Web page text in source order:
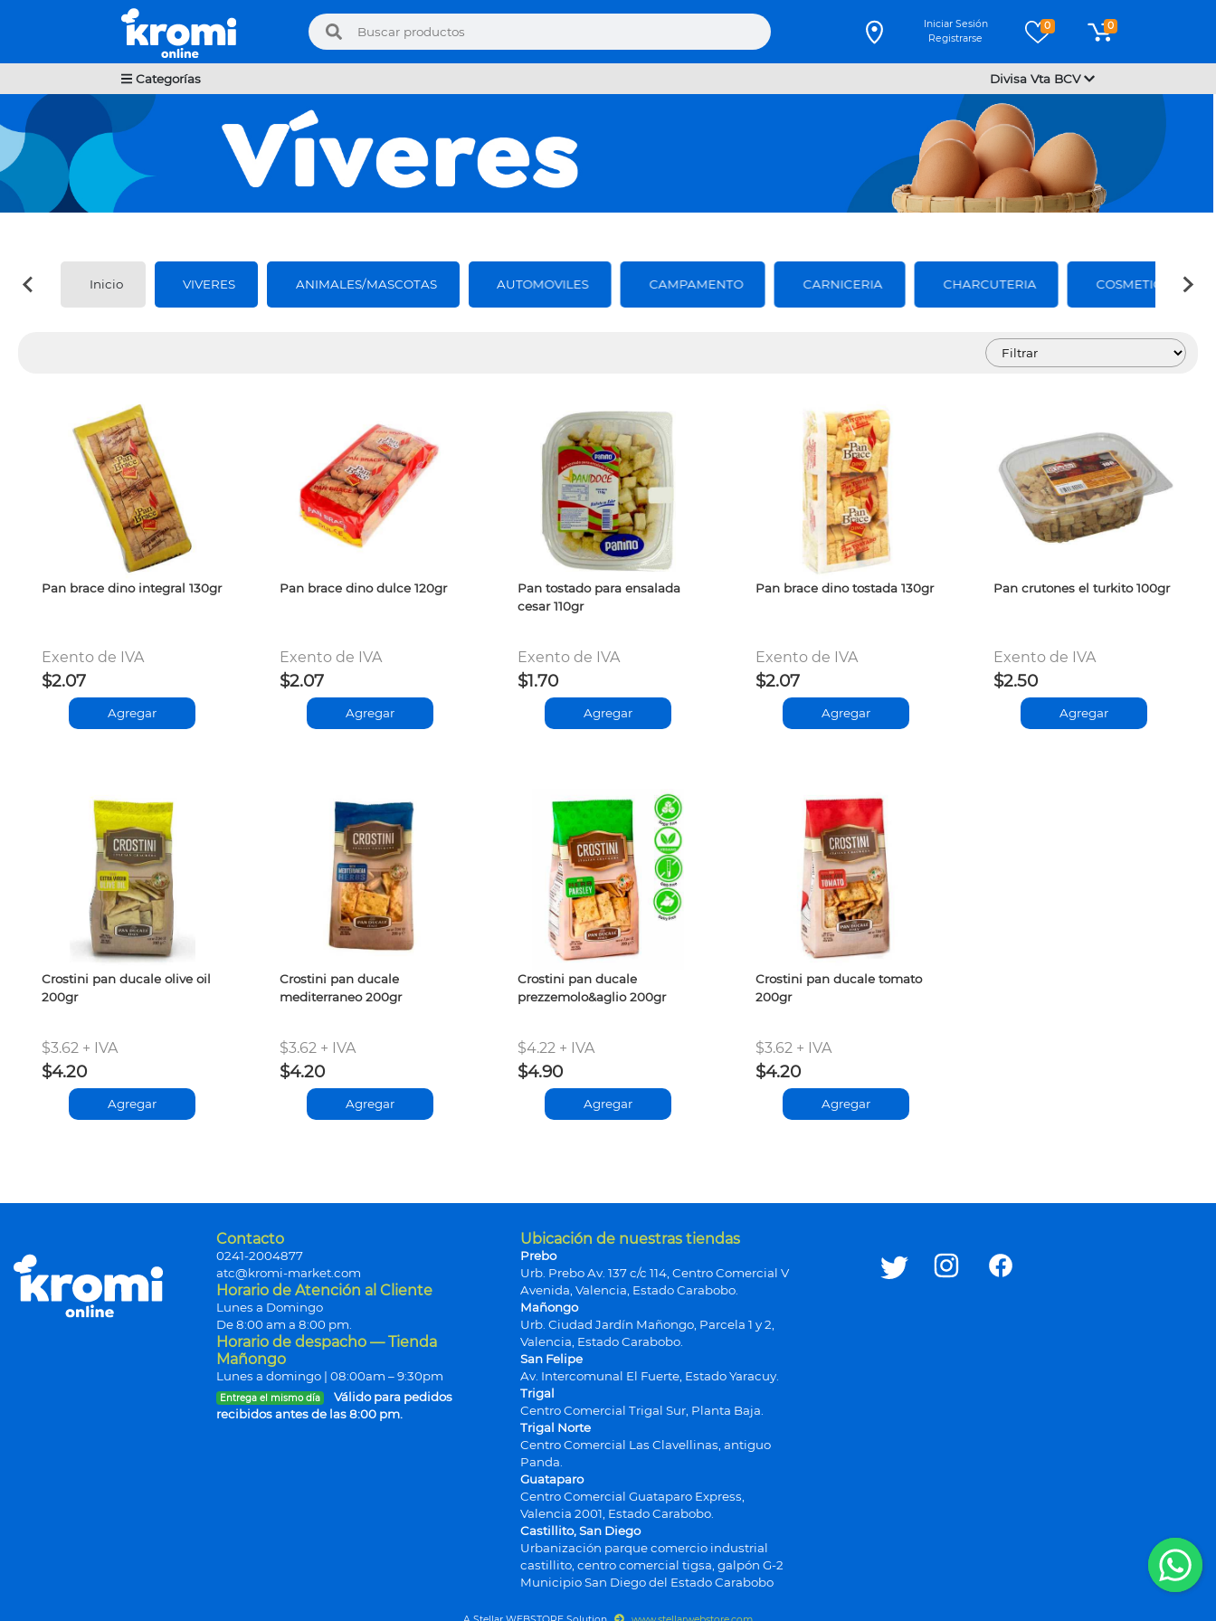
Iniciar Sesión
Registrarse
0 0
Categorías Divisa Vta BCV
Inicio VIVERES ANIMALES/MASCOTAS AUTOMOVILES CAMPAMENTO CARNICERIA CHARCUTERIA COSMETICOS
Pan brace dino integral 130gr
Exento de IVA
$2.07
Agregar
Pan brace dino dulce 120gr
Exento de IVA
$2.07
Agregar
Pan tostado para ensalada
cesar 110gr
Exento de IVA
$1.70
Agregar
Pan brace dino tostada 130gr
Exento de IVA
$2.07
Agregar
Pan crutones el turkito 100gr
Exento de IVA
$2.50
Agregar
Crostini pan ducale olive oil
200gr
$3.62 + IVA
$4.20
Agregar
Crostini pan ducale
mediterraneo 200gr
$3.62 + IVA
$4.20
Agregar
Crostini pan ducale
prezzemolo&aglio 200gr
$4.22 + IVA
$4.90
Agregar
Crostini pan ducale tomato
200gr
$3.62 + IVA
$4.20
Agregar
Contacto
0241-2004877
atc@kromi-market.com
Horario de Atención al Cliente
Lunes a Domingo
De 8:00 am a 8:00 pm.
Horario de despacho — Tienda
Mañongo
Lunes a domingo | 08:00am – 9:30pm
Entrega el mismo día
Válido para pedidos
recibidos antes de las 8:00 pm.
Ubicación de nuestras tiendas
Prebo
Urb. Prebo Av. 137 c/c 114, Centro Comercial V
Avenida, Valencia, Estado Carabobo.
Mañongo
Urb. Ciudad Jardín Mañongo, Parcela 1 y 2,
Valencia, Estado Carabobo.
San Felipe
Av. Intercomunal El Fuerte, Estado Yaracuy.
Trigal
Centro Comercial Trigal Sur, Planta Baja.
Trigal Norte
Centro Comercial Las Clavellinas, antiguo
Panda.
Guataparo
Centro Comercial Guataparo Express,
Valencia 2001, Estado Carabobo.
Castillito, San Diego
Urbanización parque comercio industrial
castillito, centro comercial tigsa, galpón G-2
Municipio San Diego del Estado Carabobo